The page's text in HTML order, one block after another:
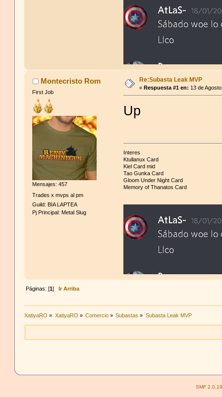
Montecristo Rom
First Job
Mensajes: 457
Trades x mvps al pm
Guild: BIA LAPTEA
Pj Principal: Metal Slug
Re:Subasta Leak MVP
«Respuesta #1 en: 13 de
Up
Interes
Ktullanux Card
Kiel Card mid
Tao Gunka Card
Gloom Under Night Card
Memory of Thanatos Card
Páginas: [1] Ir Arriba
XatiyaRO » XatiyaRO » Comercio » Subastas » Subasta Leak MVP
SMF 2.0.19